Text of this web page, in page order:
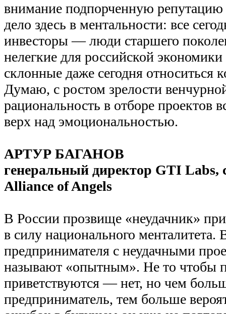
внимание подпорченную
дело здесь в ментальности: все
инвесторы — люди старшего
нелегкие для российской
склонные даже сегодня относиться
Думаю, с ростом зрелости
рациональность в отборе проектов
верх над эмоциональностью.
АРТУР БАГАНОВ
генеральный директор GTI Labs,
Alliance of Angels
В России прозвище «неудачник»
в силу национального
предпринимателя с неудачными
называют «опытным». Не то чтобы
приветствуются — нет, но чем
предприниматель, тем больше